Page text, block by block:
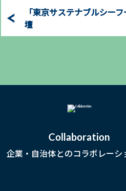
「東京サステナブルシー
壇
Collaboration
企業・自治体とのコラボレーシ